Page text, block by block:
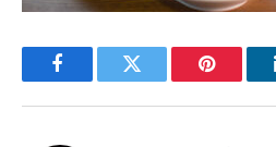
FacebookTwitter Pinterest